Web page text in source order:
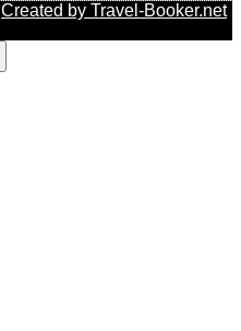
Created by Travel-Booker.net